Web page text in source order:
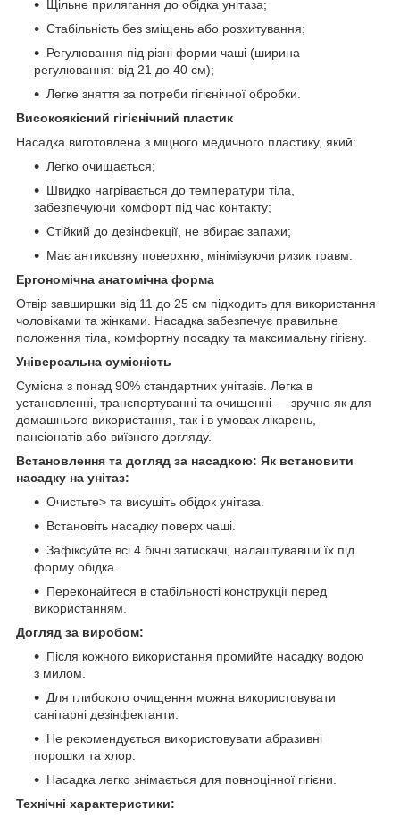
Щільне прилягання до обідка унітаза;
Стабільність без зміщень або розхитування;
Регулювання під різні форми чаші (ширина
регулювання: від 21 до 40 см);
Легке зняття за потреби гігієнічної обробки.
Високоякісний гігієнічний пластик
Насадка виготовлена з міцного медичного пластику, який:
Легко очищається;
Швидко нагрівається до температури тіла,
забезпечуючи комфорт під час контакту;
Стійкий до дезінфекції, не вбирає запахи;
Має антиковзну поверхню, мінімізуючи ризик травм.
Ергономічна анатомічна форма
Отвір завширшки від 11 до 25 см підходить для використання
чоловіками та жінками. Насадка забезпечує правильне
положення тіла, комфортну посадку та максимальну гігієну.
Універсальна сумісність
Сумісна з понад 90% стандартних унітазів. Легка в
установленні, транспортуванні та очищенні — зручно як для
домашнього використання, так і в умовах лікарень,
пансіонатів або виїзного догляду.
Встановлення та догляд за насадкою: Як встановити
насадку на унітаз:
Очистьте> та висушіть обідок унітаза.
Встановіть насадку поверх чаші.
Зафіксуйте всі 4 бічні затискачі, налаштувавши їх під
форму обідка.
Переконайтеся в стабільності конструкції перед
використанням.
Догляд за виробом:
Після кожного використання промийте насадку водою
з милом.
Для глибокого очищення можна використовувати
санітарні дезінфектанти.
Не рекомендується використовувати абразивні
порошки та хлор.
Насадка легко знімається для повноцінної гігієни.
Технічні характеристики: